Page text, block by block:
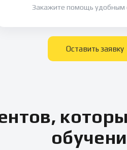
Закажите помощь удобным
Оставить заявку